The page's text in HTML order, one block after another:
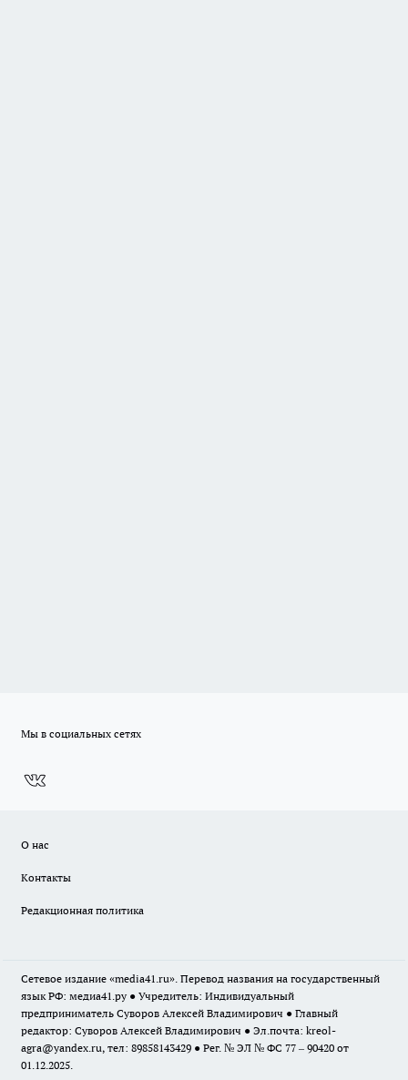
Мы в социальных сетях
О нас
Контакты
Редакционная политика
Сетевое издание «media41.ru». Перевод названия на государственный
язык РФ: медиа41.ру ● Учредитель: Индивидуальный
предприниматель Суворов Алексей Владимирович ● Главный
редактор: Суворов Алексей Владимирович ● Эл.почта: kreol-
agra@yandex.ru, тел: 89858143429 ● Рег. № ЭЛ № ФС 77 – 90420 от
01.12.2025.